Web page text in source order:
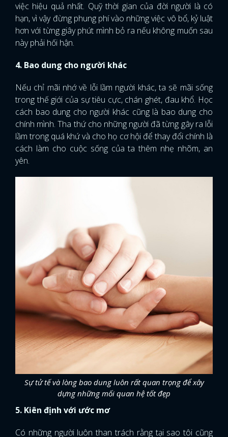
việc hiệu quả nhất. Quỹ thời gian của đời người là có
hạn, vì vậy đừng phung phí vào những việc vô bổ, kỷ luật
hơn với từng giây phút mình bỏ ra nếu không muốn sau
này phải hối hận.
4. Bao dung cho người khác
Nếu chỉ mãi nhớ về lỗi lầm người khác, ta sẽ mãi sống
trong thế giới của sự tiêu cực, chán ghét, đau khổ. Học
cách bao dung cho người khác cũng là bao dung cho
chính mình. Tha thứ cho những người đã từng gây ra lỗi
lầm trong quá khứ và cho họ cơ hội để thay đổi chính là
cách làm cho cuộc sống của ta thêm nhẹ nhõm, an
yên.
Sự tử tế và lòng bao dung luôn rất quan trọng để xây
dựng những mối quan hệ tốt đẹp
5. Kiên định với ước mơ
Có những người luôn than trách rằng tại sao tôi cũng